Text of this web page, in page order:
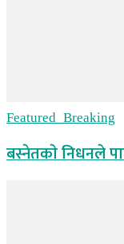
Featured_Breaking
बस्नेतकाे निधनले